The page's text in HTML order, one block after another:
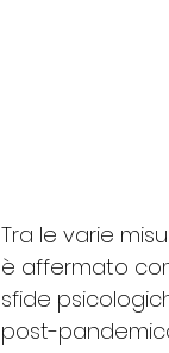
Tra le varie
è affermato
sfide
post-